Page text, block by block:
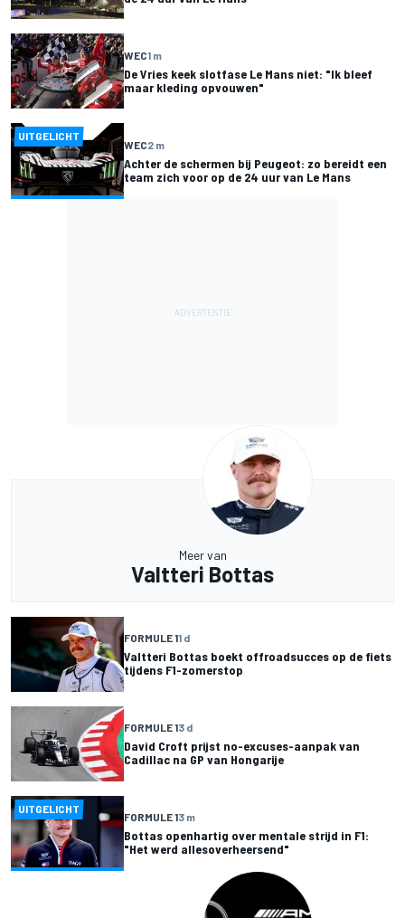
WEC1 m
De Vries keek slotfase Le Mans niet: "Ik bleef
maar kleding opvouwen"
UITGELICHT
WEC2 m
Achter de schermen bij Peugeot: zo bereidt een
team zich voor op de 24 uur van Le Mans
Meer van
Valtteri Bottas
FORMULE 11 d
Valtteri Bottas boekt offroadsucces op de fiets
tijdens F1-zomerstop
FORMULE 13 d
David Croft prijst no-excuses-aanpak van
Cadillac na GP van Hongarije
UITGELICHT
FORMULE 13 m
Bottas openhartig over mentale strijd in F1:
"Het werd allesoverheersend"